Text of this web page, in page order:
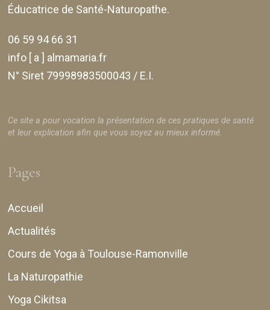
Éducatrice de Santé-Naturopathe.
06 59 94 66 31
info [ a ] almamaria.fr
N° Siret 79998983500043 / E.I.
Ce site a pour vocation la présentation de ces pratiques de santé
et leur explication afin que vous soyez au mieux informé.
Pages
Accueil
Actualités
Cours de Yoga à Toulouse-Ramonville
La Naturopathie
Yoga Cikitsa